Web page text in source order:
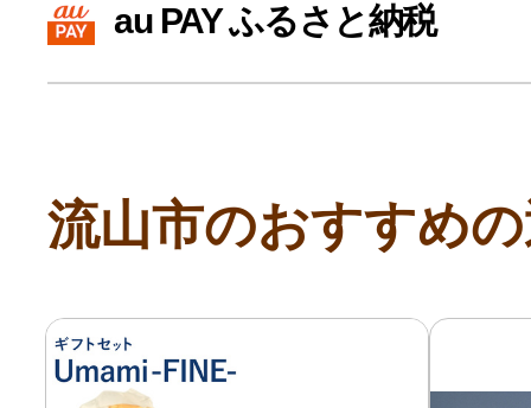
ふるさと納税徹底比較
給与所得者版
副業・パラレルワーカー
au PAY ふるさと納税
流山市のおすすめ